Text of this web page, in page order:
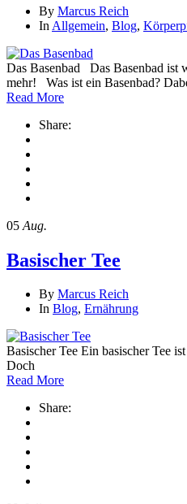
By Marcus Reich
In Allgemein, Blog,
Das Basenbad Das Basenbad ist
mehr! Was ist ein Basenbad?
Read More
Share:
05 Aug.
Basischer Tee
By Marcus Reich
In Blog, Ernährung
Basischer Tee Ein basischer Tee
Doch
Read More
Share: